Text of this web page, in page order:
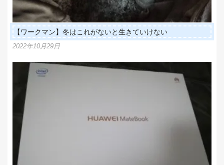
【ワークマン】冬はこれがないと生きていけない
2022年10月29日